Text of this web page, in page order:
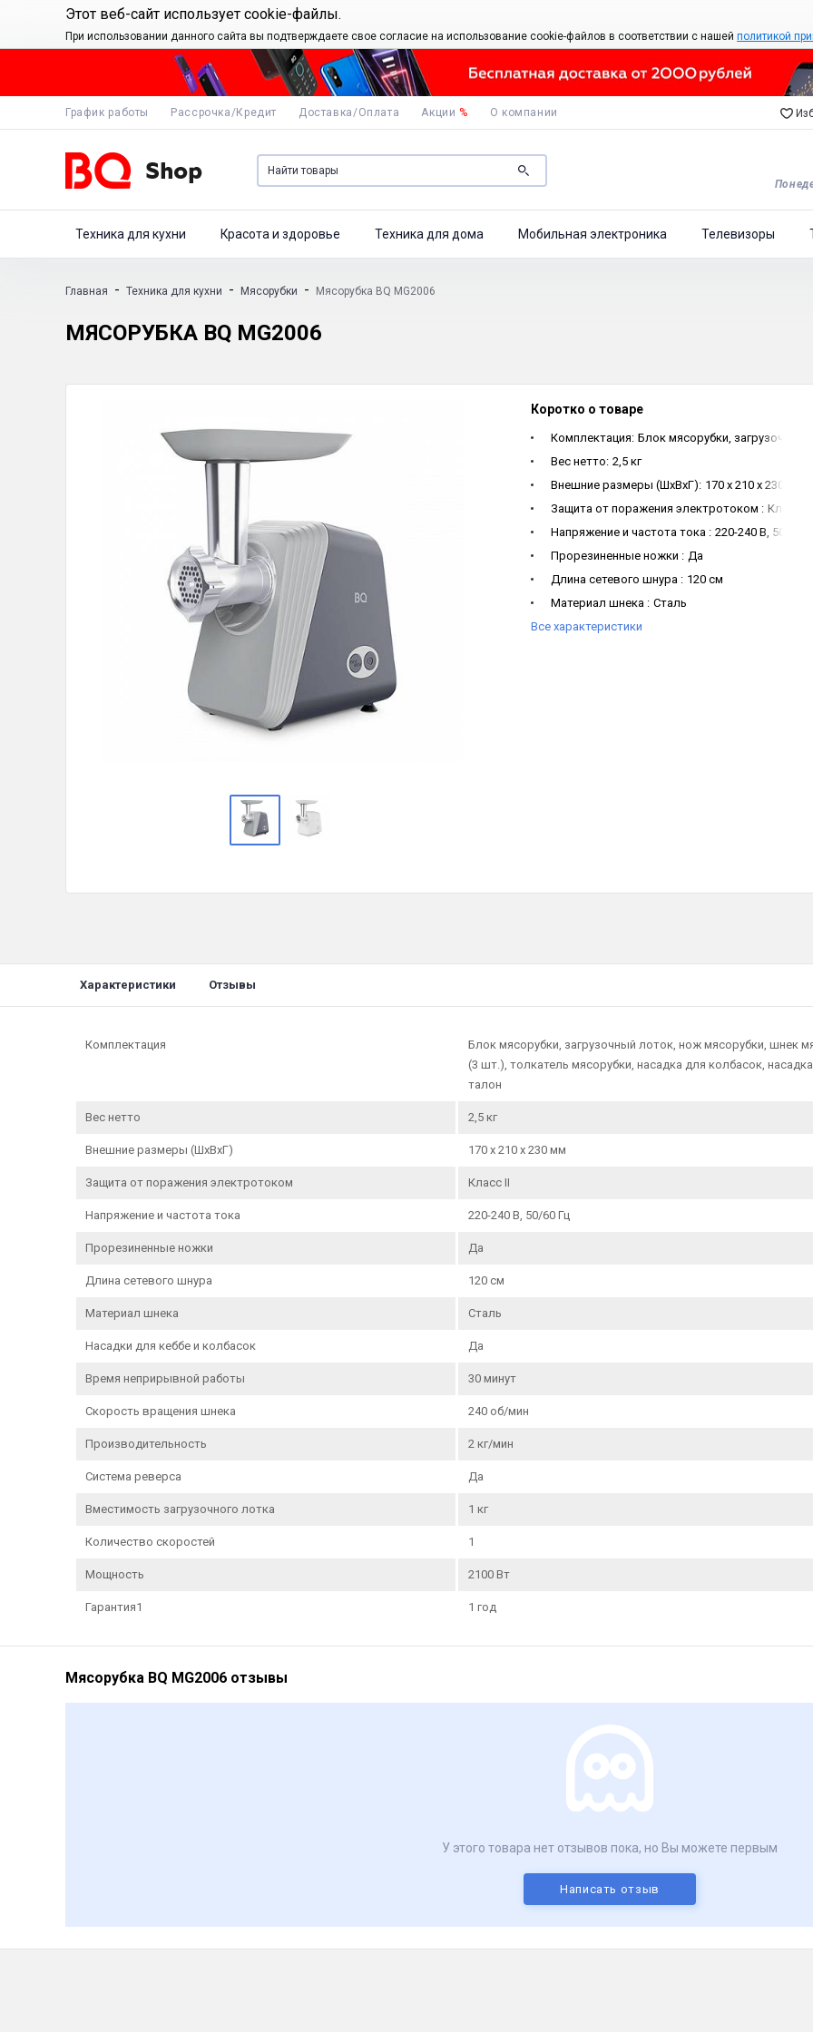
Этот веб-сайт использует cookie-файлы.
При использовании данного сайта вы подтверждаете свое согласие на использование cookie-файлов в соответствии с нашей политикой
График работы Рассрочка/Кредит Доставка/Оплата Акции % О компании
Техника для кухни Красота и здоровье Техника для дома Мобильная электроника Телевизоры
Главная - Техника для кухни - Мясорубки - Мясорубка BQ MG2006
МЯСОРУБКА BQ MG2006
Коротко о товаре
Комплектация: Блок мясорубки, загрузочный
Вес нетто: 2,5 кг
Внешние размеры (ШхВхГ): 170 х 210 х 230 мм
Защита от поражения электротоком : Класс II
Напряжение и частота тока : 220-240 В, 50/60 Гц
Прорезиненные ножки : Да
Длина сетевого шнура : 120 см
Материал шнека : Сталь
Насадки для кеббе и колбасок :
Все характеристики
Характеристики Отзывы
Комплектация
Блок мясорубки, загрузочный лоток, нож мясорубки, шнек
(3 шт.), толкатель мясорубки, насадка для колбасок,
талон
Вес нетто 2,5 кг
Внешние размеры (ШхВхГ) 170 х 210 х 230 мм
Защита от поражения электротоком Класс II
Напряжение и частота тока 220-240 В, 50/60 Гц
Прорезиненные ножки Да
Длина сетевого шнура 120 см
Материал шнека Сталь
Насадки для кеббе и колбасок Да
Время неприрывной работы 30 минут
Скорость вращения шнека 240 об/мин
Производительность 2 кг/мин
Система реверса Да
Вместимость загрузочного лотка 1 кг
Количество скоростей 1
Мощность 2100 Вт
Гарантия1 1 год
Мясорубка BQ MG2006 отзывы
У этого товара нет отзывов пока, но Вы можете первым
Написать отзыв